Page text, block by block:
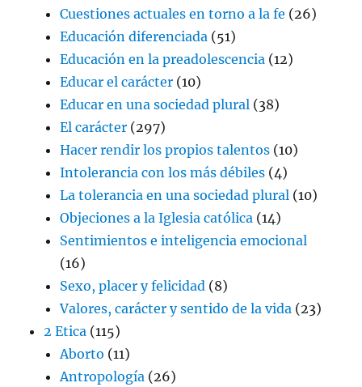
Cuestiones actuales en torno a la fe (26)
Educación diferenciada (51)
Educación en la preadolescencia (12)
Educar el carácter (10)
Educar en una sociedad plural (38)
El carácter (297)
Hacer rendir los propios talentos (10)
Intolerancia con los más débiles (4)
La tolerancia en una sociedad plural (10)
Objeciones a la Iglesia católica (14)
Sentimientos e inteligencia emocional
(16)
Sexo, placer y felicidad (8)
Valores, carácter y sentido de la vida (23)
2 Etica (115)
Aborto (11)
Antropología (26)